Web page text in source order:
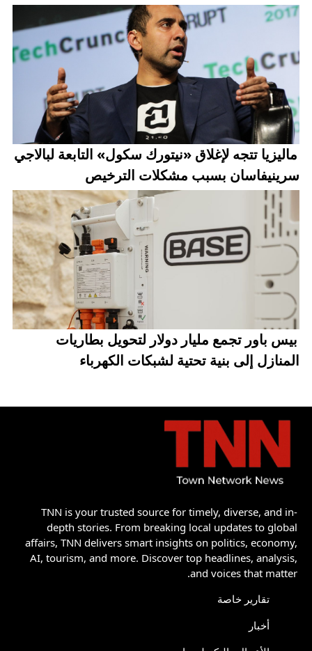
ماليزيا تتجه لإغلاق «نيتورك سكول» التابعة لبالاجي
سرينيفاسان بسبب مشكلات الترخيص
بيس باور تجمع مليار دولار لتحويل بطاريات
المنازل إلى بنية تحتية لشبكات الكهرباء
TNN is your trusted source for timely, diverse, and in-
depth stories. From breaking local updates to global
affairs, TNN delivers smart insights on politics, economy,
AI, tourism, and more. Discover top headlines, analysis,
and voices that matter.
تقارير خاصة
أخبار